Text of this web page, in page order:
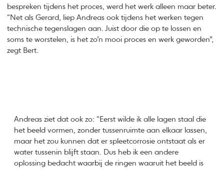
bespreken tijdens het proces, werd het werk alleen maar beter.
“Net als Gerard, liep Andreas ook tijdens het werken tegen
technische tegenslagen aan. Juist door die op te lossen en
soms te worstelen, is het zo’n mooi proces en werk geworden”,
zegt Bert.
Andreas ziet dat ook zo: “Eerst wilde ik alle lagen staal die
het beeld vormen, zonder tussenruimte aan elkaar lassen,
maar het zou kunnen dat er spleetcorrosie ontstaat als er
water tussenin blijft staan. Dus heb ik een andere
oplossing bedacht waarbij de ringen waaruit het beeld is